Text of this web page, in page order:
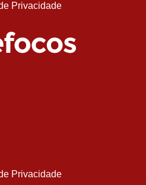
Privacidade
Privacidade